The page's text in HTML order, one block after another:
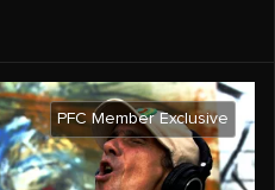
PFC Member Exclusive